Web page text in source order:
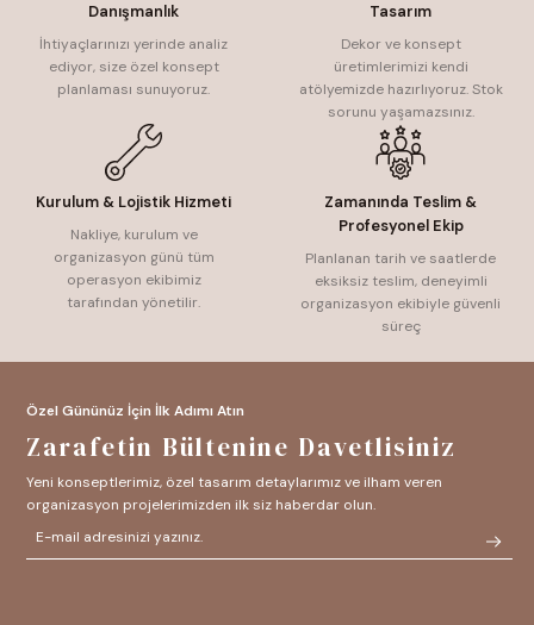
Danışmanlık
İhtiyaçlarınızı yerinde analiz
ediyor, size özel konsept
planlaması sunuyoruz.
Tasarım
Dekor ve konsept
üretimlerimizi kendi
atölyemizde hazırlıyoruz. Stok
sorunu yaşamazsınız.
Kurulum & Lojistik Hizmeti
Nakliye, kurulum ve
organizasyon günü tüm
operasyon ekibimiz
tarafından yönetilir.
Zamanında Teslim &
Profesyonel Ekip
Planlanan tarih ve saatlerde
eksiksiz teslim, deneyimli
organizasyon ekibiyle güvenli
süreç
Özel Gününüz İçin İlk Adımı Atın
Zarafetin Bültenine Davetlisiniz
Yeni konseptlerimiz, özel tasarım detaylarımız ve ilham veren
organizasyon projelerimizden ilk siz haberdar olun.